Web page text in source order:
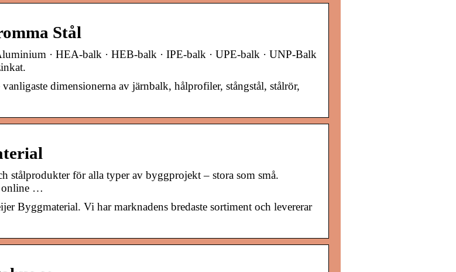
Stål
· HEA-balk · HEB-balk · IPE-balk · UPE-balk · UNP-Balk
dimensionerna av järnbalk, hålprofiler, stångstål, stålrör,
stålprodukter för alla typer av byggprojekt – stora som små.
online …
Byggmaterial. Vi har marknadens bredaste sortiment och levererar